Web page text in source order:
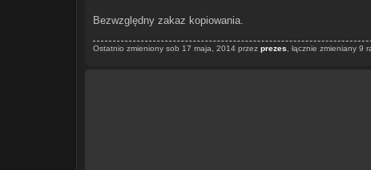
Bezwzględny zakaz kopiowania.
Ostatnio zmieniony sob 17 maja, 2014 przez prezes , łącznie zmieniany 9